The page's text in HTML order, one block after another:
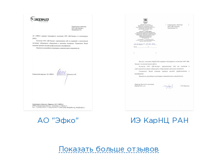
АО "Эфко" ИЭ КарНЦ РАН
Показать больше отзывов